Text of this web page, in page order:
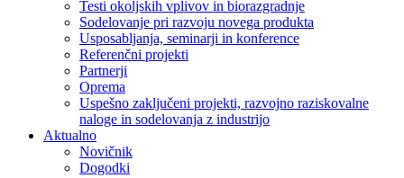
Testi okoljskih vplivov in biorazgradnje
Sodelovanje pri razvoju novega produkta
Usposabljanja, seminarji in konference
Referenčni projekti
Partnerji
Oprema
Uspešno zaključeni projekti, razvojno raziskovalne
naloge in sodelovanja z industrijo
Aktualno
Novičnik
Dogodki